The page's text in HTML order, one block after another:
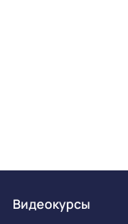
Видеокурсы